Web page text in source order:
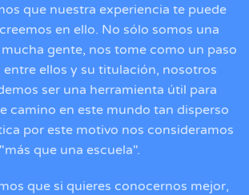
que nuestra experiencia te puede
en ello. No sólo somos una
gente, nos tome como un paso
ellos y su titulación, nosotros
ser una herramienta útil para
camino en este mundo tan disperso
por este motivo nos consideramos
"más que una escuela".
que si quieres conocernos mejor,